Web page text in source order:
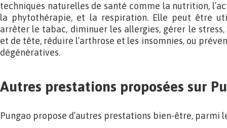
techniques naturelles de santé comme la nutrition,
la phytothérapie, et la respiration. Elle peut être
arrêter le tabac, diminuer les allergies, gérer le
et de tête, réduire l’arthrose et les insomnies, ou
dégénératives.
Autres prestations proposées sur
Pungao propose d’autres prestations bien-être, parmi